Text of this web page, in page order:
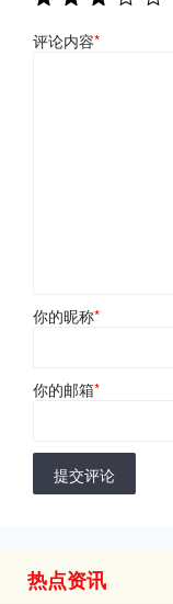
评论内容*
你的昵称*
你的邮箱*
提交评论
热点资讯